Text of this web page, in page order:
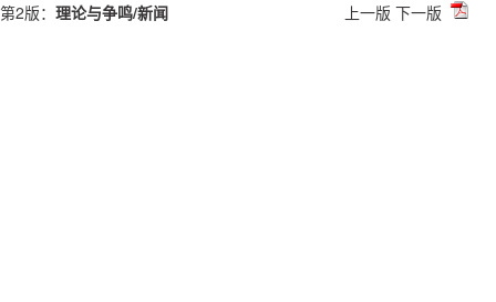
第2版： 理论与争鸣/新闻 上一版 下一版